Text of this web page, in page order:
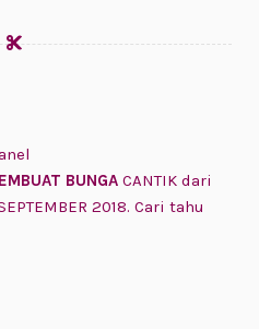
BUNGACANTIK dari
2018. Cari tahu